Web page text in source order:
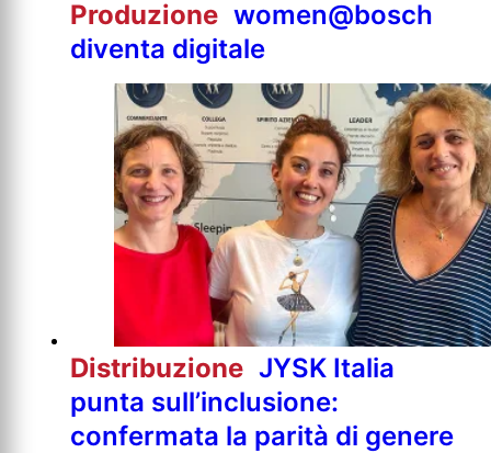
Produzione women@bosch
diventa digitale
Distribuzione JYSK Italia
punta sull’inclusione:
confermata la parità di genere